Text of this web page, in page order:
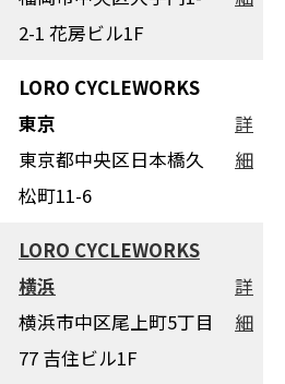
2-1 花房ビル1F
LORO CYCLEWORKS
東京
東京都中央区日本橋久
松町11-6
詳
細
LORO CYCLEWORKS
横浜
横浜市中区尾上町5丁目
77 吉住ビル1F
詳
細